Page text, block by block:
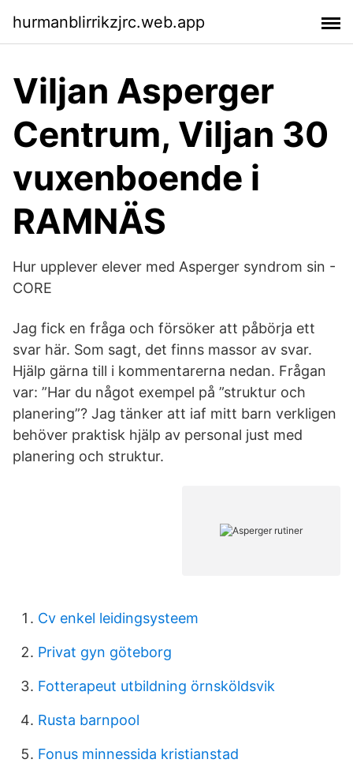
hurmanblirrikzjrc.web.app
Viljan Asperger
Centrum, Viljan 30
vuxenboende i
RAMNÄS
Hur upplever elever med Asperger syndrom sin -
CORE
Jag fick en fråga och försöker att påbörja ett
svar här. Som sagt, det finns massor av svar.
Hjälp gärna till i kommentarerna nedan. Frågan
var: ”Har du något exempel på ”struktur och
planering”? Jag tänker att iaf mitt barn verkligen
behöver praktisk hjälp av personal just med
planering och struktur.
Cv enkel leidingsysteem
Privat gyn göteborg
Fotterapeut utbildning örnsköldsvik
Rusta barnpool
Fonus minnessida kristianstad